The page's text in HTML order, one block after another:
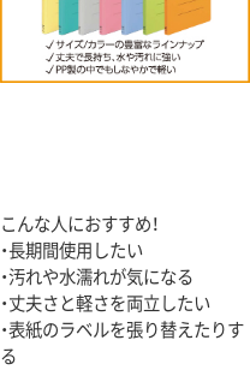
こんな人におすすめ！
・長期間使用したい
・汚れや水濡れが気になる
・丈夫さと軽さを両立したい
・表紙のラベルを張り替えたりす
る